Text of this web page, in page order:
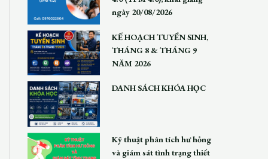
ngày 20/08/2026
KẾ HOẠCH TUYỂN SINH,
THÁNG 8 & THÁNG 9
NĂM 2026
DANH SÁCH KHÓA HỌC
Kỹ thuật phân tích hư hỏng
và giám sát tình trạng thiết